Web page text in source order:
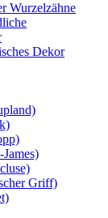
Wurzelzähne
Dekor
Griff)